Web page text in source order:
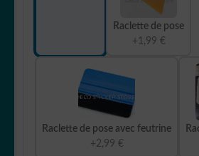
Raclette de pose
+1,99 €
Raclette de pose avec feutrine
+2,99 €